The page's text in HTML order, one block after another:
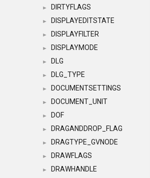
► DIRTYFLAGS
► DISPLAYEDITSTATE
► DISPLAYFILTER
► DISPLAYMODE
► DLG
► DLG_TYPE
► DOCUMENTSETTINGS
► DOCUMENT_UNIT
► DOF
► DRAGANDDROP_FLAG
► DRAGTYPE_GVNODE
► DRAWFLAGS
► DRAWHANDLE